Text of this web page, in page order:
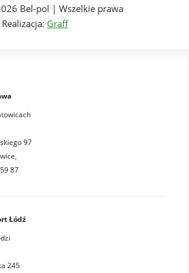
Bel-pol | Wszelkie prawa
Graff
97
87
Łódź
245